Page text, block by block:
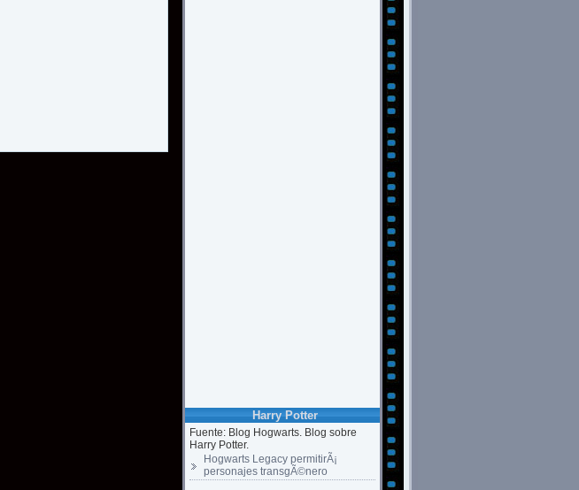
Harry Potter
Fuente: Blog Hogwarts. Blog sobre
Harry Potter.
Hogwarts Legacy permitirÃ¡
personajes transgÃ©nero